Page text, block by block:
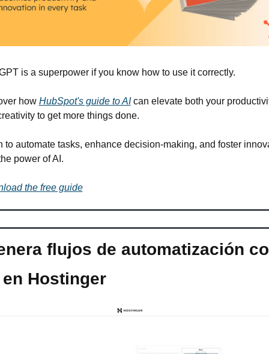
is a superpower if you know how to use it correctly.
how HubSpot's guide to AI can elevate both your
to get more things done.
to automate tasks, enhance decision-making, and foster
power of AI.
the free guide
flujos de automatización
Hostinger